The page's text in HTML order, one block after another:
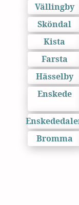
Vällingby
Sköndal
Kista
Farsta
Hässelby
Enskede
Bromma